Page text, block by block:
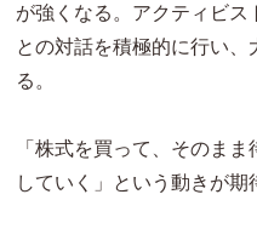
が強くなる。アクティビ
との対話を積極的に行い
る。
「株式を買って、そのま
していく」という動きが期